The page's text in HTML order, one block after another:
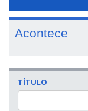
Acontece
TÍTULO